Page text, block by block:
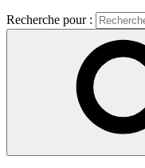
Recherche pour :